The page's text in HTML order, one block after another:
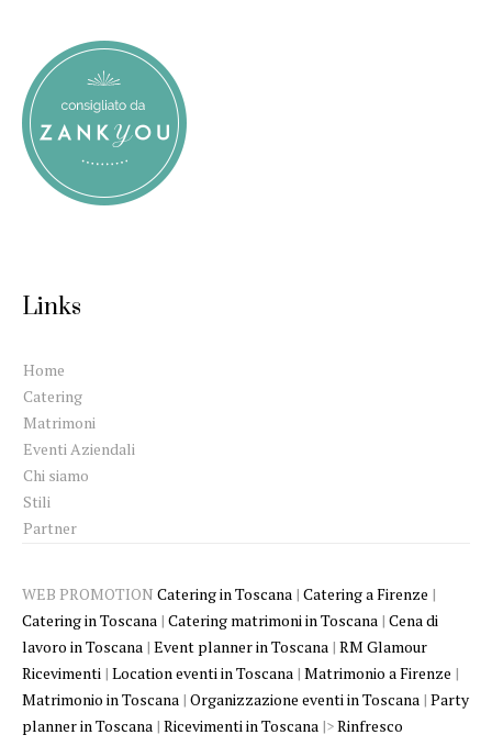
Links
Home
Catering
Matrimoni
Eventi Aziendali
Chi siamo
Stili
Partner
WEB PROMOTION Catering in Toscana | Catering a Firenze |
Catering in Toscana | Catering matrimoni in Toscana | Cena di
lavoro in Toscana | Event planner in Toscana | RM Glamour
Ricevimenti | Location eventi in Toscana | Matrimonio a Firenze |
Matrimonio in Toscana | Organizzazione eventi in Toscana | Party
planner in Toscana | Ricevimenti in Toscana |>Rinfresco